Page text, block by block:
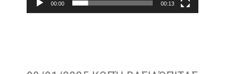
00:00 00:13